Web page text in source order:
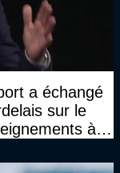
a échangé
sur le
à la